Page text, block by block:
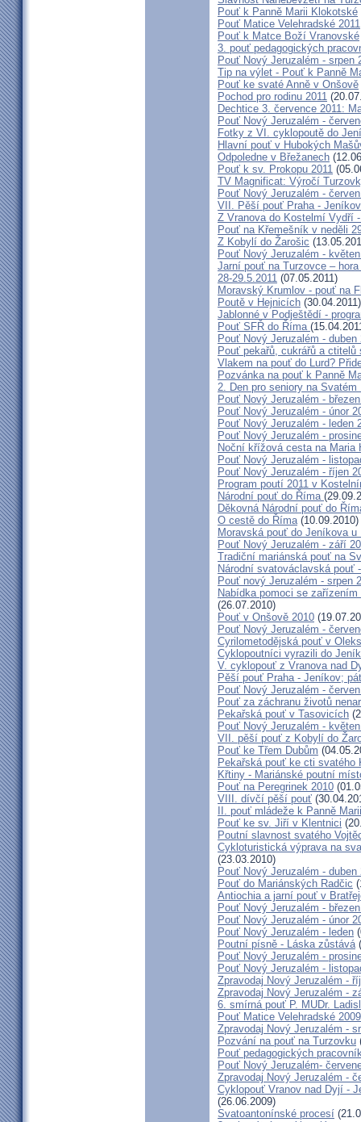
Pouť k Panně Marii Klokotské
Pouť Matice Velehradské 2011
Pouť k Matce Boží Vranovské
3. pouť pedagogických
Pouť Nový Jeruzalém - srpen
Tip na výlet - Pouť k Panně
Pouť ke svaté Anně v Onšově
Pochod pro rodinu 2011
Dechtice 3. července 2011:
Pouť Nový Jeruzalém -
Fotky z VI. cyklopoutě do
Hlavní pouť v Hubokých
Odpoledne v Břežanech
Pouť k sv. Prokopu 2011
TV Magnificat: Výročí
Pouť Nový Jeruzalém -
VII. Pěší pouť Praha -
Z Vranova do Kostelmí Vydří
Pouť na Křemešník v neděli
Z Kobylí do Žarošic
Pouť Nový Jeruzalém -
Jarní pouť na Turzovce –
28-29.5.2011 (07.05.2011)
Moravský Krumlov - pouť na
Poutě v Hejnicích (30.04.2011)
Jablonné v Podještědí -
Pouť SFŘ do Říma
Pouť Nový Jeruzalém - duben
Pouť pekařů, cukrářů a ctitelů
Vlakem na pouť do Lurd?
Pozvánka na pouť k Panně
2. Den pro seniory na
Pouť Nový Jeruzalém -
Pouť Nový Jeruzalém - únor
Pouť Nový Jeruzalém - leden
Pouť Nový Jeruzalém -
Noční křížová cesta na Maria
Pouť Nový Jeruzalém -
Pouť Nový Jeruzalém - říjen
Program poutí 2011 v
Národní pouť do Říma
Děkovná Národní pouť do
O cestě do Říma(10.09.2010)
Moravská pouť do Jeníkova u
Pouť Nový Jeruzalém - září
Tradiční mariánská pouť na
Národní svatováclavská pouť
Pouť nový Jeruzalém - srpen
Nabídka pomoci se
(26.07.2010)
Pouť v Onšově 2010
Pouť Nový Jeruzalém -
Cyrilometodějská pouť v
Cyklopoutníci vyrazili do
V. cyklopouť z Vranova nad
Pěší pouť Praha - Jeníkov;
Pouť Nový Jeruzalém -
Pouť za záchranu životů
Pekařská pouť v Tasovicích
Pouť Nový Jeruzalém -
VII. pěší pouť z Kobylí do
Pouť ke Třem Dubům
Pekařská pouť ke cti svatého
Křtiny - Mariánské poutní
Pouť na Peregrinek 2010
VIII. dívčí pěší pouť
II. pouť mládeže k Panně
Pouť ke sv. Jiří v Klentnici
Poutní slavnost svatého
Cykloturistická výprava na
(23.03.2010)
Pouť Nový Jeruzalém - duben
Pouť do Mariánských Radčic
Antiochia a jarní pouť v
Pouť Nový Jeruzalém -
Pouť Nový Jeruzalém - únor
Pouť Nový Jeruzalém - leden
Poutní písně - Láska zůstává
Pouť Nový Jeruzalém -
Pouť Nový Jeruzalém -
Zpravodaj Nový Jeruzalém -
Zpravodaj Nový Jeruzalém -
6. smírná pouť P. MUDr.
Pouť Matice Velehradské 2009
Zpravodaj Nový Jeruzalém -
Pozvání na pouť na Turzovku
Pouť pedagogických
Pouť Nový Jeruzalém-
Zpravodaj Nový Jeruzalém -
Cyklopouť Vranov nad Dyjí -
(26.06.2009)
Svatoantonínské procesí